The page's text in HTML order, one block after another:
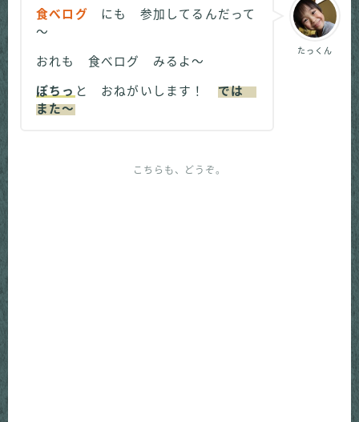
たっくん
食べログ
にも 参加してるんだって
～
おれも 食べログ みるよ～
ぽちっ と おねがいします！ では
また～
こちらも、どうぞ。